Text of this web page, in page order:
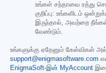
உங்கள் சந்தாவை ரத்து
குறிப்பு: உங்களிடம்
இருந்தால், அவற்றை
வேண்டும்.
உங்களுக்கு ஏதேனும் கேள்விகள்
support@enigmasoftware.com
EnigmaSoft-இன் MyAccount